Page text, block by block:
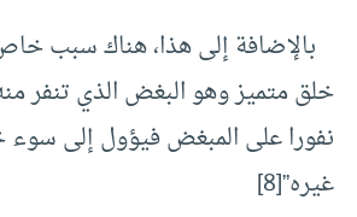
بالإضافة إلى هذا، هناك سبب
خلق متميز وهو البغض الذي تنفر
نفورا على المبغض فيؤول إلى
غيره”[8]